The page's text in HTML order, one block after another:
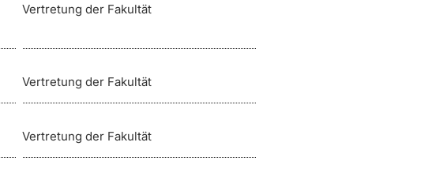
Vertretung der Fakultät
Vertretung der Fakultät
Vertretung der Fakultät